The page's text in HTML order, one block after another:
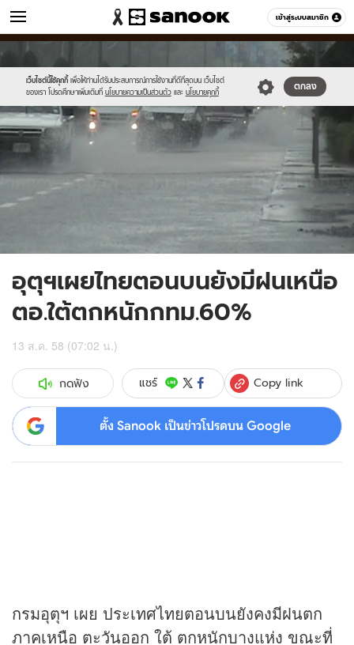
เข้าสู่ระบบสมาชิก
ข่าว หมวดอื่นๆ
เว็บไซต์นี้ใช้คุกกี้ เพื่อให้ท่านได้รับประสบการณ์การใช้งานที่ดีที่สุดบน เว็บไซต์
ของเรา โปรดศึกษาเพิ่มเติมที่ นโยบายความเป็นส่วนตัว และ นโยบายคุกกี้
ตกลง
Sanook
//s.isanook.com/sr/0/images/logo-
new-
sanook.png
600
//s.isanook.com/ns/0/ud/369/1846546/638590-
01.jpg
อุตุฯเผยไทยตอนบนยังมีฝนเหนือ
ตอ.ใต้ตกหนักกทม.60%
13 ส.ค. 58 (07:02 น.)
กดฟัง แชร์ Copy link
ตั้ง Sanook เป็นข่าวโปรดบน Google
กรมอุตุฯ เผย ประเทศไทยตอนบนยังคงมีฝนตก
ภาคเหนือ ตะวันออก ใต้ ตกหนักบางแห่ง ขณะที่